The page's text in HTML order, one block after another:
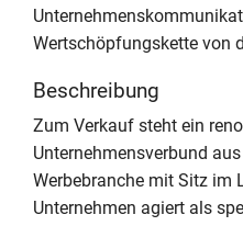
Wertschöpfungskette von
Beschreibung
Zum Verkauf steht ein
Unternehmensverbund
Werbebranche mit Sitz im
Unternehmen agiert als